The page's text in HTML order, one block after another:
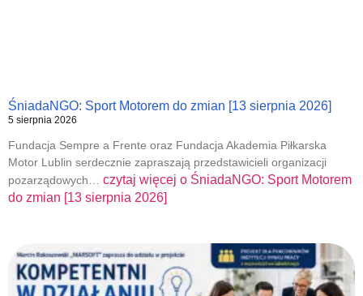
ŚniadaNGO: Sport Motorem do zmian [13 sierpnia 2026]
5 sierpnia 2026
Fundacja Sempre a Frente oraz Fundacja Akademia Piłkarska
Motor Lublin serdecznie zapraszają przedstawicieli organizacji
pozarządowych… czytaj więcej o ŚniadaNGO: Sport Motorem
do zmian [13 sierpnia 2026]